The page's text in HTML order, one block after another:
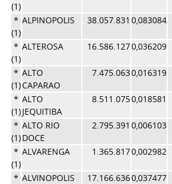
(1)
*
(1)
ALPINOPOLIS 38.057.831 0,083084
*
(1)
ALTEROSA 16.586.1270,036209
*
(1)
ALTO
CAPARAO
7.475.0630,016319
*
(1)
ALTO
JEQUITIBA
8.511.0750,018581
*
(1)
ALTO RIO
DOCE
2.795.391 0,006103
*
(1)
ALVARENGA 1.365.8170,002982
* ALVINOPOLIS 17.166.6360,037477